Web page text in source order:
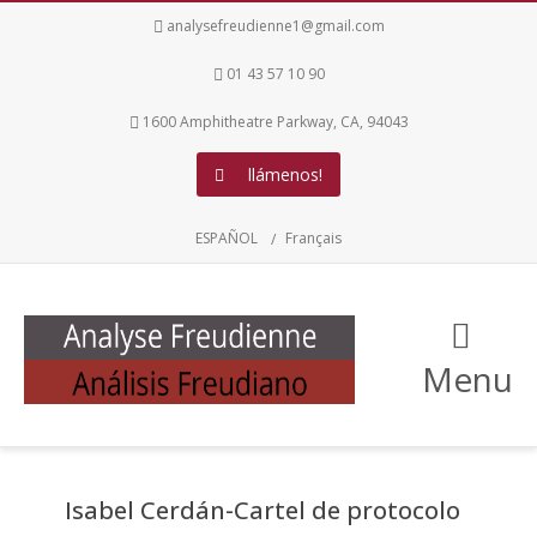
analysefreudienne1@gmail.com
01 43 57 10 90
1600 Amphitheatre Parkway, CA, 94043
llámenos!
ESPAÑOL Français
Menu
Isabel Cerdán-Cartel de protocolo